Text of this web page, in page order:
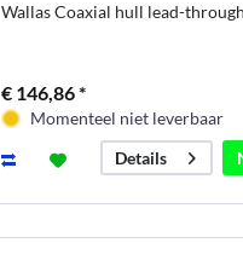
Wallas Coaxial hull lead-through
€ 146,86 *
Momenteel niet leverbaar
Details